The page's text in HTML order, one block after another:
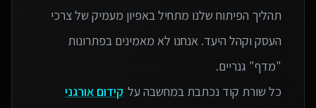
תהליך הפיתוח שלנו מתחיל באפיון מעמיק של צרכי
העסק וקהל היעד. אנחנו לא מאמינים בפתרונות
כל שורת קוד נכתבת במחשבה על קידום אורגני